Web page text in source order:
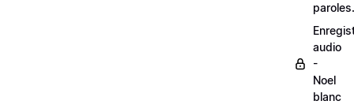
audio
-
Noel
blanc